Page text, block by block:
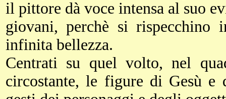
il pittore dà voce intensa al suo
giovani, perchè si rispecchino
infinita bellezza.
Centrati su quel volto, nel
circostante, le figure di Gesù